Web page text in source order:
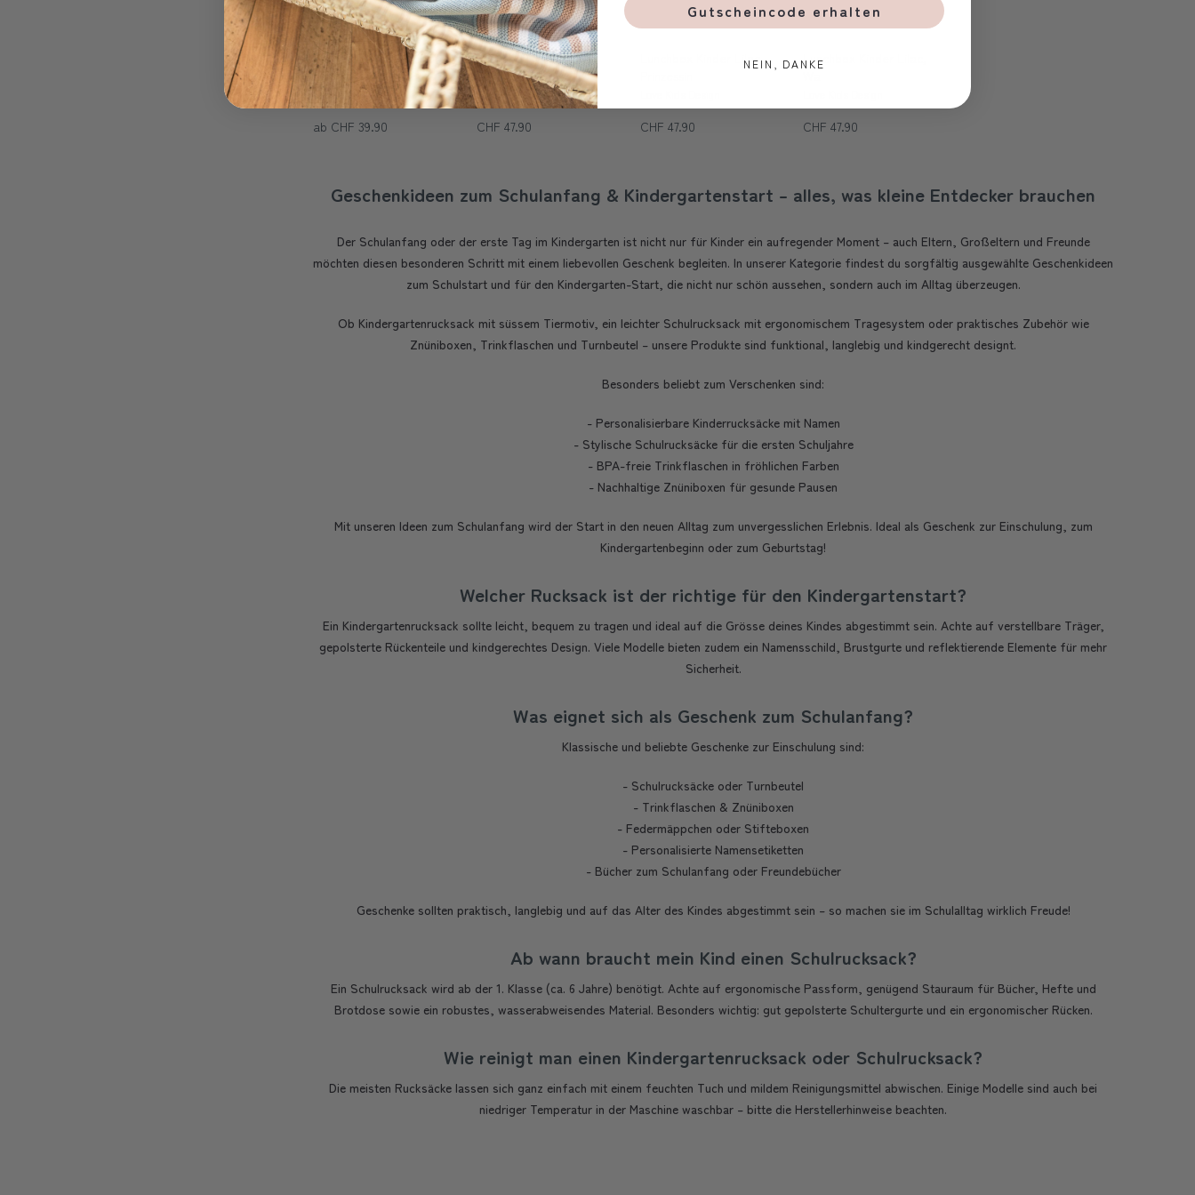
Lunchbox Kinder Lilac 2-
lagig
Fabelab
ab CHF 39.90
Lunchbox Kinder Lilac,
Bärchen
Love Kids Design
CHF 47.90
Lunchbox Kinder Lilac,
CHF 47.90
Lunchbox Kinder Lilac,
CHF 47.90
Geschenkideen zum Schulanfang & Kindergartenstart – alles, was kleine Entdecker brauchen
Der Schulanfang oder der erste Tag im Kindergarten ist nicht nur für Kinder ein aufregender Moment – auch Eltern, Großeltern und Freunde
möchten diesen besonderen Schritt mit einem liebevollen Geschenk begleiten. In unserer Kategorie findest du sorgfältig ausgewählte Geschenkideen
zum Schulstart und für den Kindergarten-Start, die nicht nur schön aussehen, sondern auch im Alltag überzeugen.
Ob Kindergartenrucksack mit süssem Tiermotiv, ein leichter Schulrucksack mit ergonomischem Tragesystem oder praktisches Zubehör wie
Znüniboxen, Trinkflaschen und Turnbeutel – unsere Produkte sind funktional, langlebig und kindgerecht designt.
Besonders beliebt zum Verschenken sind:
- Personalisierbare Kinderrucksäcke mit Namen
- Stylische Schulrucksäcke für die ersten Schuljahre
- BPA-freie Trinkflaschen in fröhlichen Farben
- Nachhaltige Znüniboxen für gesunde Pausen
Mit unseren Ideen zum Schulanfang wird der Start in den neuen Alltag zum unvergesslichen Erlebnis. Ideal als Geschenk zur Einschulung, zum
Kindergartenbeginn oder zum Geburtstag!
Welcher Rucksack ist der richtige für den Kindergartenstart?
Ein Kindergartenrucksack sollte leicht, bequem zu tragen und ideal auf die Grösse deines Kindes abgestimmt sein. Achte auf verstellbare Träger,
gepolsterte Rückenteile und kindgerechtes Design. Viele Modelle bieten zudem ein Namensschild, Brustgurte und reflektierende Elemente für mehr
Sicherheit.
Was eignet sich als Geschenk zum Schulanfang?
Klassische und beliebte Geschenke zur Einschulung sind:
- Schulrucksäcke oder Turnbeutel
- Trinkflaschen & Znüniboxen
- Federmäppchen oder Stifteboxen
- Personalisierte Namensetiketten
- Bücher zum Schulanfang oder Freundebücher
Geschenke sollten praktisch, langlebig und auf das Alter des Kindes abgestimmt sein – so machen sie im Schulalltag wirklich Freude!
Ab wann braucht mein Kind einen Schulrucksack?
Ein Schulrucksack wird ab der 1. Klasse (ca. 6 Jahre) benötigt. Achte auf ergonomische Passform, genügend Stauraum für Bücher, Hefte und
Brotdose sowie ein robustes, wasserabweisendes Material. Besonders wichtig: gut gepolsterte Schultergurte und ein ergonomischer Rücken.
Wie reinigt man einen Kindergartenrucksack oder Schulrucksack?
Die meisten Rucksäcke lassen sich ganz einfach mit einem feuchten Tuch und mildem Reinigungsmittel abwischen. Einige Modelle sind auch bei
niedriger Temperatur in der Maschine waschbar – bitte die Herstellerhinweise beachten.
Gutscheincode erhalten
NEIN, DANKE